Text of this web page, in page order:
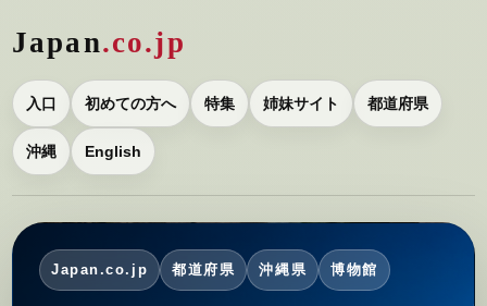
Japan.co.jp
入口 初めての方へ 特集 姉妹サイト 都道府県
沖縄 English
Japan.co.jp 都道府県 沖縄県 博物館